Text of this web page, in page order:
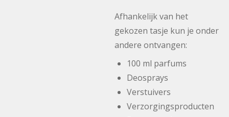
Afhankelijk van het
gekozen tasje kun je onder
andere ontvangen:
100 ml parfums
Deosprays
Verstuivers
Verzorgingsproducten